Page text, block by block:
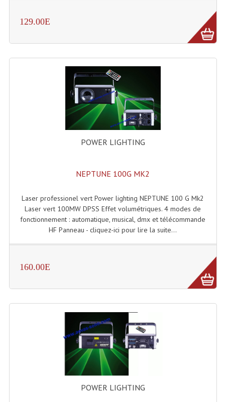
Lecteurs Cd À Plats Lecteur MP3
Lecteurs Double Cd Mixage Intégrée
Lecteurs Double Cd MP3
Digital Package Et Logiciel
Enregistreur Numérique
Platines Dvd Pour Dj
Microphones Filaires
Micro Sans Fil HF VHF 200MHZ
Micro Sans Fil HF UHF 800MHZ
Micros De Studio
Microphones De Surface
129.00E
POWER LIGHTING
NEPTUNE 100G MK2
Laser professionel vert Power lighting NEPTUNE 100 G Mk2
Laser vert 100MW DPSS Effet volumétriques. 4 modes de
fonctionnement : automatique, musical, dmx et télécommande
HF Panneau - cliquez-ici pour lire la suite...
160.00E
POWER LIGHTING